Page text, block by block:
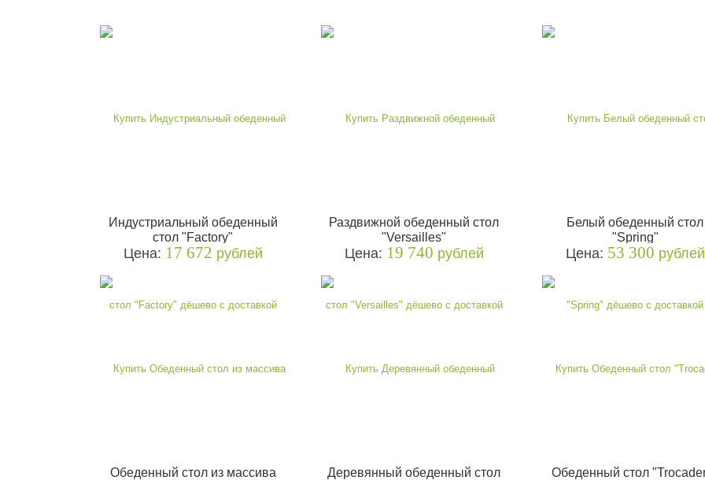
Индустриальный обеденный
стол "Factory"
Цена: 17 672 рублей
Раздвижной обеденный стол
"Versailles"
Цена: 19 740 рублей
Белый обеденный стол
"Spring"
Цена: 53 300 рублей
Обеденный стол из массива
Деревянный обеденный стол
Обеденный стол